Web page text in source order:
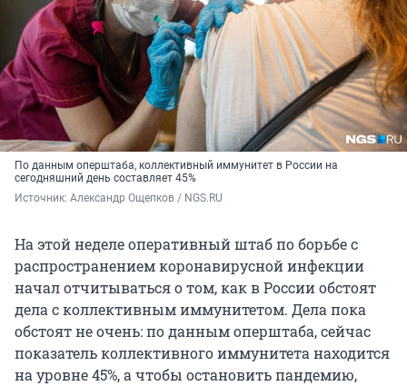
По данным оперштаба, коллективный иммунитет в России на
сегодняшний день составляет 45%
Источник: Александр Ощепков / NGS.RU
На этой неделе оперативный штаб по борьбе с
распространением коронавирусной инфекции
начал отчитываться о том, как в России обстоят
дела с коллективным иммунитетом. Дела пока
обстоят не очень: по данным оперштаба, сейчас
показатель коллективного иммунитета находится
на уровне 45%, а чтобы остановить пандемию,